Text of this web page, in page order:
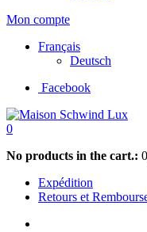
Mon compte
Français
Deutsch
Facebook
0
No products in the cart.:
Expédition
Retours et